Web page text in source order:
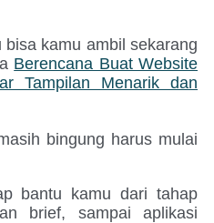
kamu ambil sekarang
Berencana Buat Website
Tampilan Menarik dan
bingung harus mulai
bantu kamu dari tahap
brief, sampai aplikasi